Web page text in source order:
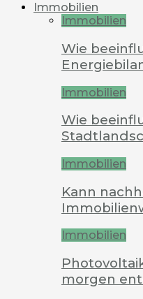
Immobilien
Immobilien
Wie
Immobilien
Wie
Immobilien
Kann
Immobilien
morgen